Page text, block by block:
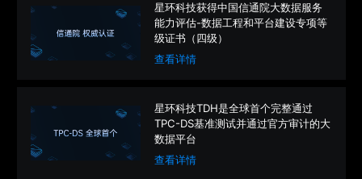
星环科技获得中国信通院大数据服务
能力评估-数据工程和平台建设专项等
级证书（四级）
查看详情
星环科技TDH是全球首个完整通过
TPC-DS基准测试并通过官方审计的大
数据平台
查看详情